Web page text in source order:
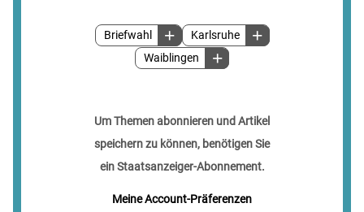
Briefwahl
Karlsruhe
Waiblingen
Um Themen abonnieren und Artikel
speichern zu können, benötigen Sie
ein Staatsanzeiger-Abonnement.
Meine Account-Präferenzen